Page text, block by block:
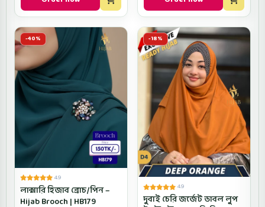
-40%
4.9
লাক্সারি হিজাব ব্রোচ/পিন –
Hijab Brooch | HB179
-18%
4.9
দুবাই চেরি জর্জেট ডাবল লুপ